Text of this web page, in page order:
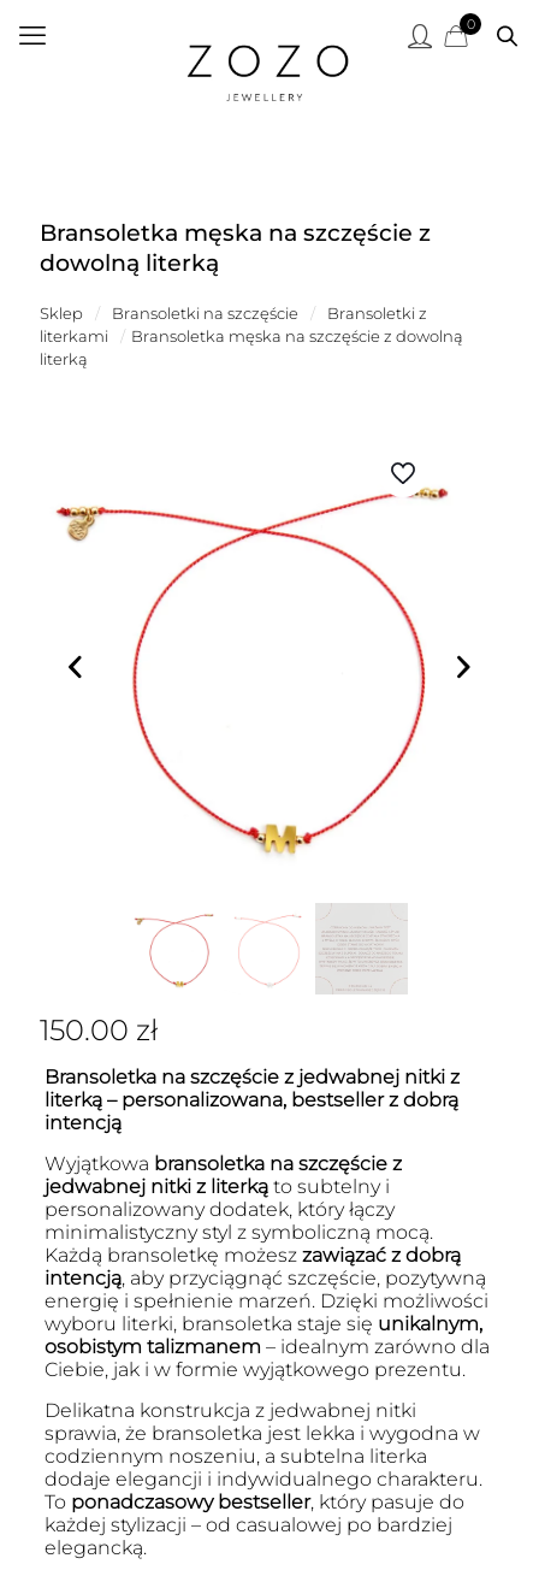
0
Bransoletka męska na szczęście z
dowolną literką
Sklep / Bransoletki na szczęście /
Bransoletki z
literkami
/ Bransoletka męska na szczęście z dowolną
literką
150.00 zł
Bransoletka na szczęście z jedwabnej nitki z
literką – personalizowana, bestseller z dobrą
intencją
Wyjątkowa bransoletka na szczęście z
jedwabnej nitki z literkąto subtelny i
personalizowany dodatek, który łączy
minimalistyczny styl z symboliczną mocą.
Każdą bransoletkę możesz zawiązać z dobrą
intencją, aby przyciągnąć szczęście, pozytywną
energię i spełnienie marzeń. Dzięki możliwości
wyboru literki, bransoletka staje się unikalnym,
osobistym talizmanem – idealnym zarówno dla
Ciebie, jak i w formie wyjątkowego prezentu.
Delikatna konstrukcja z jedwabnej nitki
sprawia, że bransoletka jest lekka i wygodna w
codziennym noszeniu, a subtelna literka
dodaje elegancji i indywidualnego charakteru.
To ponadczasowy bestseller, który pasuje do
każdej stylizacji – od casualowej po bardziej
elegancką.